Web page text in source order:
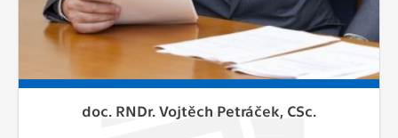
doc. RNDr. Vojtěch Petráček, CSc.